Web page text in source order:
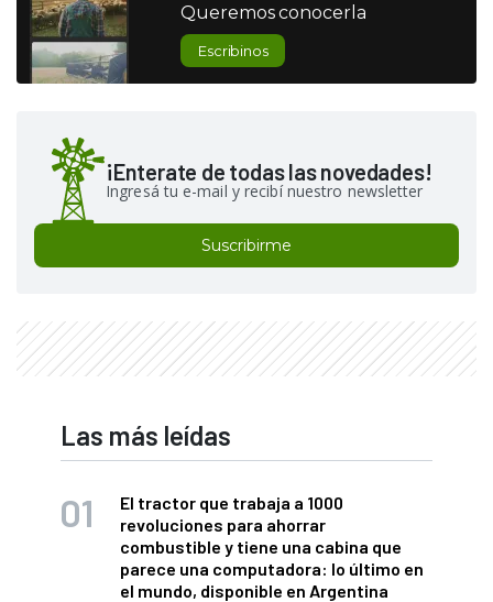
Queremos conocerla
Escribinos
¡Enterate de todas las novedades!
Ingresá tu e-mail y recibí nuestro newsletter
Suscribirme
Las más leídas
El tractor que trabaja a 1000
revoluciones para ahorrar
combustible y tiene una cabina que
parece una computadora: lo último en
el mundo, disponible en Argentina